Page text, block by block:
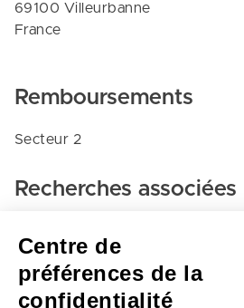
69100 Villeurbanne
France
Remboursements
Secteur 2
Recherches associées
Cardiologie et maladies
villeurbanne
Villeurbanne
Centre de
préférences de la
confidentialité